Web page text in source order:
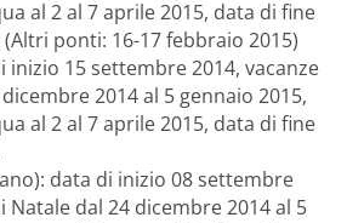
al 2 al 7 aprile 2015, data di fine
(Altri ponti: 16-17 febbraio 2015)
inizio 15 settembre 2014, vacanze
2014 al 5 gennaio 2015,
al 2 al 7 aprile 2015, data di fine
data di inizio 08 settembre
Natale dal 24 dicembre 2014 al 5